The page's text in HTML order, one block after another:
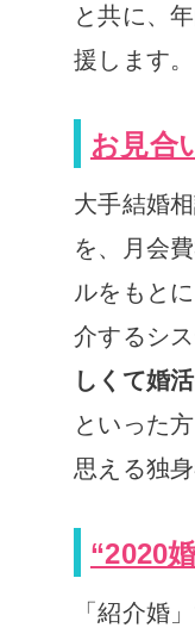
と共に、
援します。
お見合
大手結婚
を、月会
ルをもと
介するシ
しくて婚
といった
思える独
“2020
「紹介婚